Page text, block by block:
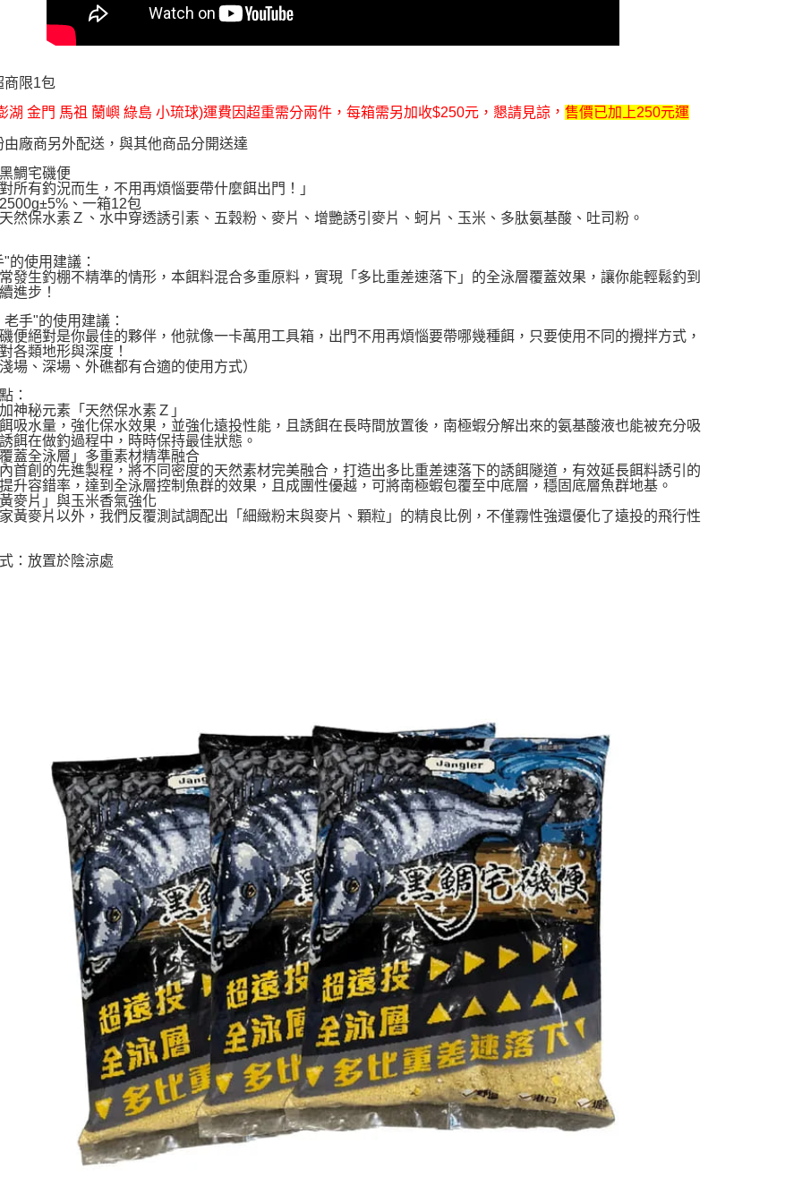
商限1包
湖 金門 馬祖 蘭嶼 綠島 小琉球)運費因超重需分兩件，每箱需另加收$250元，懇請見諒 ，售價已加上250元運
由廠商另外配送，與其他商品分開送達
鯛宅磯便
所有釣況而生，不用再煩惱要帶什麼餌出門！」
、一箱12包
然保水素Ｚ、水中穿透誘引素、五穀粉、麥片、增艷誘引麥片、蚵片、玉米、多肽氨基酸、吐司粉。
的使用建議：
發生釣棚不精準的情形，本餌料混合多重原料，實現「多比重差速落下」的全泳層覆蓋效果，讓你能輕鬆釣到
進步！
手"的使用建議：
便絕對是你最佳的夥伴，他就像一卡萬用工具箱，出門不用再煩惱要帶哪幾種餌，只要使用不同的攪拌方式，
各類地形與深度！
場、深場、外礁都有合適的使用方式）
：
神秘元素「天然保水素Ｚ」
吸水量，強化保水效果，並強化遠投性能，且誘餌在長時間放置後，南極蝦分解出來的氨基酸液也能被充分吸
餌在做釣過程中，時時保持最佳狀態。
蓋全泳層」多重素材精準融合
首創的先進製程，將不同密度的天然素材完美融合，打造出多比重差速落下的誘餌隧道，有效延長餌料誘引的
升容錯率，達到全泳層控制魚群的效果，且成團性優越，可將南極蝦包覆至中底層，穩固底層魚群地基。
麥片」與玉米香氣強化
黃麥片以外，我們反覆測試調配出「細緻粉末與麥片、顆粒」的精良比例，不僅霧性強還優化了遠投的飛行性
：放置於陰涼處